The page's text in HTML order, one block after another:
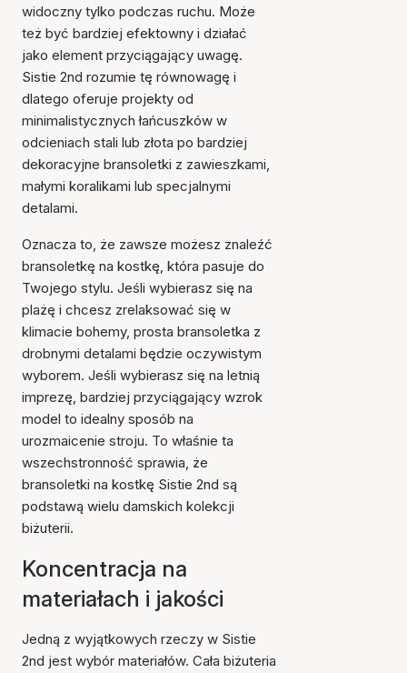
widoczny tylko podczas ruchu. Może
też być bardziej efektowny i działać
jako element przyciągający uwagę.
Sistie 2nd rozumie tę równowagę i
dlatego oferuje projekty od
minimalistycznych łańcuszków w
odcieniach stali lub złota po bardziej
dekoracyjne bransoletki z zawieszkami,
małymi koralikami lub specjalnymi
detalami.
Oznacza to, że zawsze możesz znaleźć
bransoletkę na kostkę, która pasuje do
Twojego stylu. Jeśli wybierasz się na
plażę i chcesz zrelaksować się w
klimacie bohemy, prosta bransoletka z
drobnymi detalami będzie oczywistym
wyborem. Jeśli wybierasz się na letnią
imprezę, bardziej przyciągający wzrok
model to idealny sposób na
urozmaicenie stroju. To właśnie ta
wszechstronność sprawia, że
bransoletki na kostkę Sistie 2nd są
podstawą wielu damskich kolekcji
biżuterii.
Koncentracja na
materiałach i jakości
Jedną z wyjątkowych rzeczy w Sistie
2nd jest wybór materiałów. Cała biżuteria